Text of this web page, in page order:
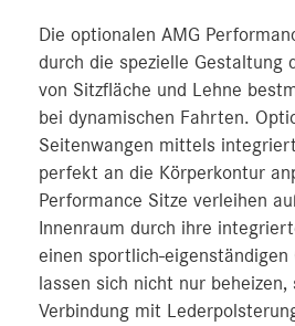
Die optionalen AMG
durch die spezielle Gestaltung
von Sitzfläche und Lehne
bei dynamischen Fahrten.
Seitenwangen mittels
perfekt an die Körperkontur
Performance Sitze verleihen
Innenraum durch ihre
einen sportlich-eigenständigen
lassen sich nicht nur beheizen,
Verbindung mit